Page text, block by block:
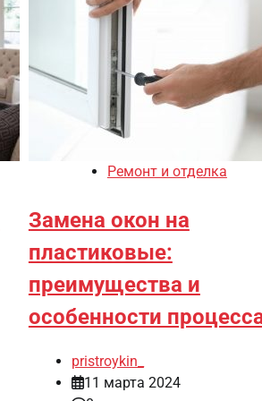
Ремонт и отделка
Замена окон на
пластиковые:
преимущества и
особенности
pristroykin_
11 марта 2024